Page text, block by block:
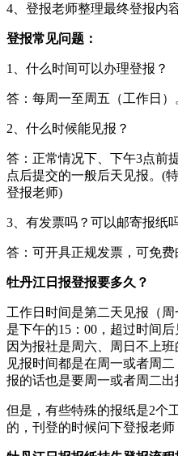
4、登报老师整理最终登报内
登报常见问题：
1、什么时间可以办理登报？
答：每周一至周五（工作日）
2、什么时候能见报？
答：正常情况下、下午3点前
点后提交的一般后天见报。(
登报老师)
3、有发票吗？可以邮寄报纸
答：可开具正规发票，可免
牡丹江日报登报要多久？
工作日时间是第二天见报（
是下午的15：00，超过时间后
因为报社是周六、周日不上
见报时间都是在周一或者周
报的话也是要周一或者周二出
但是，有些特殊的报纸是2个
的，刊登的时候问下登报老师